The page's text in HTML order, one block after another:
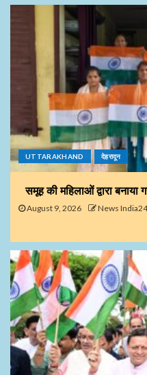
UTTARAKHAND देहरादून
समूह की महिलाओं द्वारा बनाया
August 9, 2026 News